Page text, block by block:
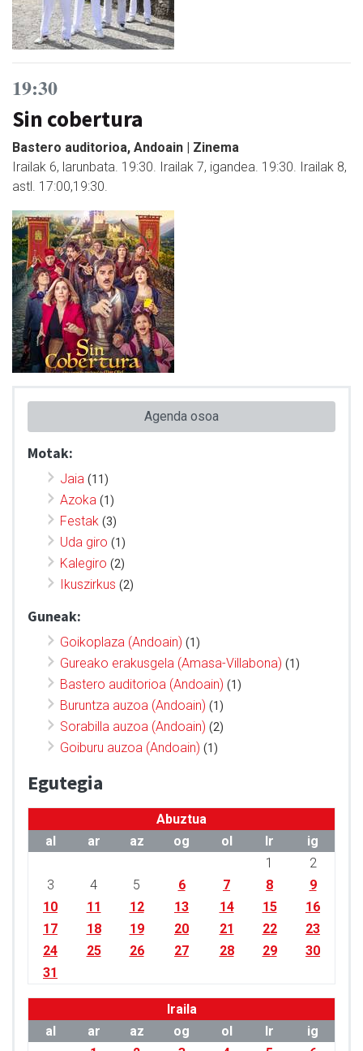
19:30
Sin cobertura
Bastero auditorioa, Andoain | Zinema
Irailak 6, larunbata. 19:30. Irailak 7, igandea. 19:30. Irailak 8,
astl. 17:00,19:30.
Agenda osoa
Motak:
Jaia (11)
Azoka (1)
Festak (3)
Uda giro (1)
Kalegiro (2)
Ikuszirkus (2)
Guneak:
Goikoplaza (Andoain) (1)
Gureako erakusgela (Amasa-Villabona) (1)
Bastero auditorioa (Andoain) (1)
Buruntza auzoa (Andoain) (1)
Sorabilla auzoa (Andoain) (2)
Goiburu auzoa (Andoain) (1)
Egutegia
Abuztua
al
ar az og ol lr
ig
1
2
3
4 5 6 7 8
9
10
11 12 13 14 15
16
17
18 19 20 21 22
23
24
25 26 27 28 29
30
31
Iraila
al
ar az og ol lr
ig